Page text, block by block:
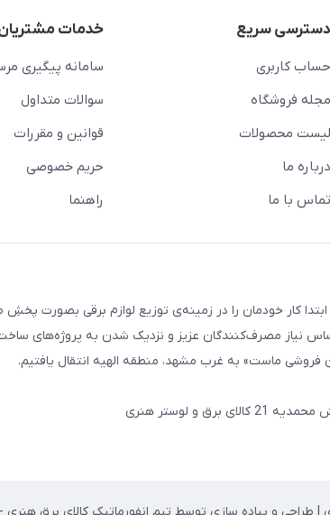
دسترسی سریع
حساب کاربری
مجله فروشگاه
لیست محصولات
درباره ما
تماس با ما
خدمات
سامانه پیگیری
سوالات متداول
قوانین و مقررات
حریم خصوصی
راهنما
فعالیت رسمی خود را از بهمن 1387 آغاز کرد.در ابتدا کار خودمان را در زمینه‌ی توزیع لوازم برقی
نیاز مصرف‌کنندگان عزیز و نزدیک شدن به پروژه‌های ساخت
ماست» به غرب مشهد، منطقه الهیه انتقال یافتیم.
لوستر هنری
| طراحی و پیاده سازی توسط تیم انفورماتیک کالای برق